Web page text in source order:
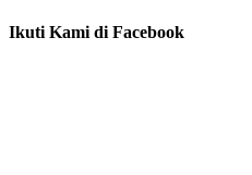
Ikuti Kami di Facebook